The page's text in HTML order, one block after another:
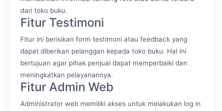
dari toko buku.
Fitur Testimoni
Fitur ini berisikan form testimoni atau feedback yang
dapat diberikan pelanggan kepada toko buku. Hal ini
bertujuan agar pihak penjual dapat memperbaiki dan
meningkatkan pelayanannya.
Fitur Admin Web
Administrator web memiliki akses untuk melakukan log in